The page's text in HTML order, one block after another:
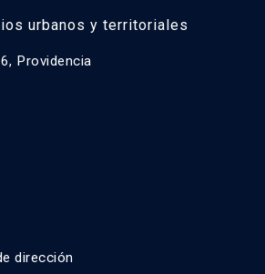
urbanos y territoriales
Providencia
dirección